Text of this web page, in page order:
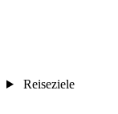
Reiseziele